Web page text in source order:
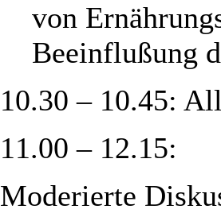
von
Beeinflußung
10.30 – 10.45:
11.00 – 12.15:
Moderierte